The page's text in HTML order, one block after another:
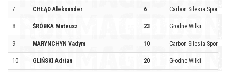
7 CHŁĄD Aleksander 6 Carbon Silesia Sport
8 ŚRÓBKA Mateusz 23 Głodne Wilki
9 MARYNCHYN Vadym 10 Carbon Silesia Sport
10 GLIŃSKI Adrian 20 Głodne Wilki